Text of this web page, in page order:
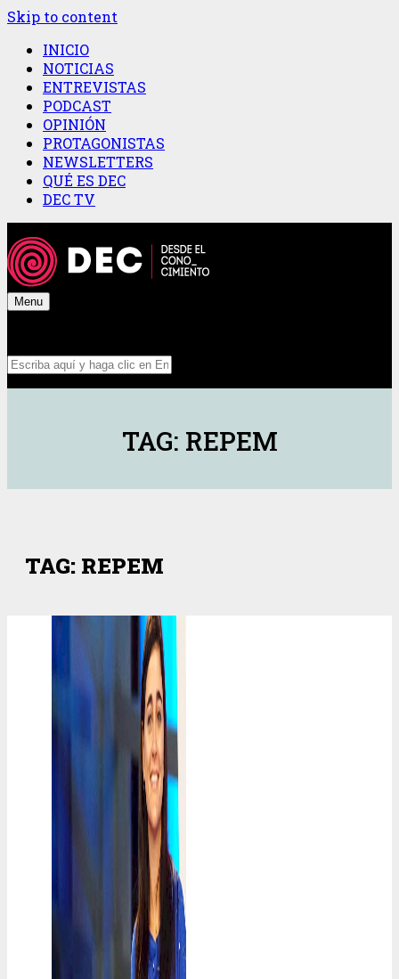
Skip to content
INICIO
NOTICIAS
ENTREVISTAS
PODCAST
OPINIÓN
PROTAGONISTAS
NEWSLETTERS
QUÉ ES DEC
DEC TV
Menu
TAG: REPEM
TAG: REPEM